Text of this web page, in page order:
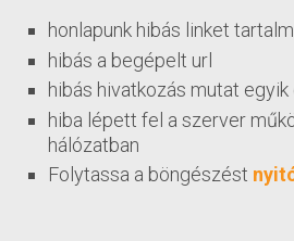
honlapunk hibás linket
hibás a begépelt url
hibás hivatkozás mutat egyik
hiba lépett fel a szerver
hálózatban
Folytassa a böngészést